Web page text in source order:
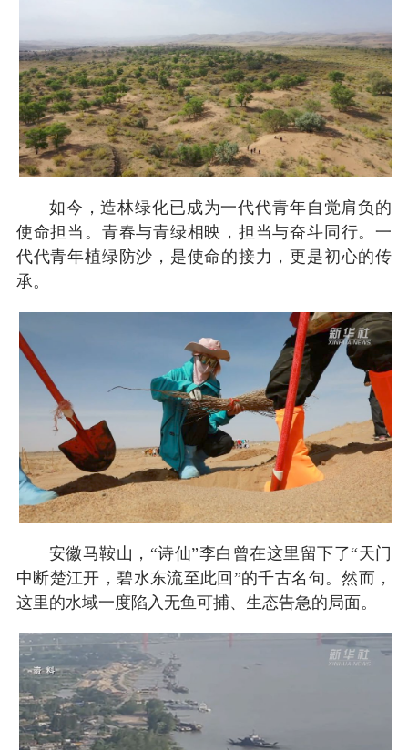
如今，造林绿化已成为一代代青年自觉肩负的
使命担当。青春与青绿相映，担当与奋斗同行。一
代代青年植绿防沙，是使命的接力，更是初心的传
承。
安徽马鞍山，“诗仙”李白曾在这里留下了“天门
中断楚江开，碧水东流至此回”的千古名句。然而，
这里的水域一度陷入无鱼可捕、生态告急的局面。